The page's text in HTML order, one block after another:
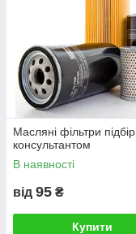
Масляні фільтри підбір
консультантом
В наявності
від 95 ₴
Купити